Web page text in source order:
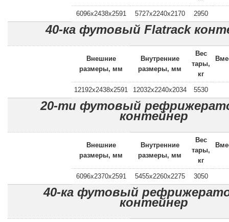
6096x2438x2591 5727x2240x2170 2950
40-ка футовый Flatrack
Внешние
размеры, мм
Внутренние
размеры, мм
Вес
тары,
кг
12192x2438x2591 12032x2240x2034 5530
20-ти футовый
контейнер
Внешние
размеры, мм
Внутренние
размеры, мм
Вес
тары,
кг
6096x2370x2591 5455x2260x2275 3050
40-ка футовый
контейнер